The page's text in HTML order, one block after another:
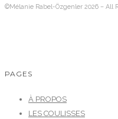
©Mélanie Rabel-Özgenler 2026 – All
PAGES
À PROPOS
LES COULISSES